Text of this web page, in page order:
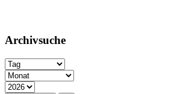
Archivsuche